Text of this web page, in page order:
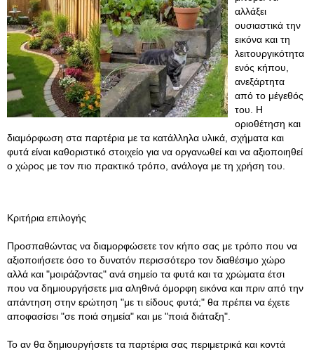
αλλάξει
ουσιαστικά την
εικόνα και τη
λειτουργικότητα
ενός κήπου,
ανεξάρτητα
από το μέγεθός
του. Η
οριοθέτηση και
διαμόρφωση στα παρτέρια με τα κατάλληλα υλικά, σχήματα και
φυτά είναι καθοριστικό στοιχείο για να οργανωθεί και να αξιοποιηθεί
ο χώρος με τον πιο πρακτικό τρόπο, ανάλογα με τη χρήση του.
Κριτήρια επιλογής
Προσπαθώντας να διαμορφώσετε τον κήπο σας με τρόπο που να
αξιοποιήσετε όσο το δυνατόν περισσότερο τον διαθέσιμο χώρο
αλλά και "μοιράζοντας" ανά σημείο τα φυτά και τα χρώματα έτσι
που να δημιουργήσετε μια αληθινά όμορφη εικόνα και πριν από την
απάντηση στην ερώτηση "με τι είδους φυτά;" θα πρέπει να έχετε
αποφασίσει "σε ποιά σημεία" και με "ποιά διάταξη".
Το αν θα δημιουργήσετε τα παρτέρια σας περιμετρικά και κοντά